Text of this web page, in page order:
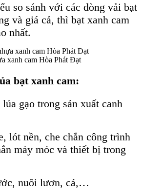
so sánh với các dòng vải bạt
và giá cả, thì bạt xanh cam
nhất.
xanh cam Hòa Phát Đạt
bạt xanh cam:
gạo trong sản xuất canh
lót nền, che chắn công trình
máy móc và thiết bị trong
nuôi lươn, cá,…